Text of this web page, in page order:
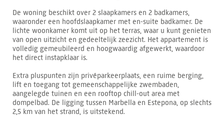
De woning beschikt over 2 slaapkamers en 2 badkamers,
waaronder een hoofdslaapkamer met en-suite badkamer. De
lichte woonkamer komt uit op het terras, waar u kunt genieten
van open uitzicht en gedeeltelijk zeezicht. Het appartement is
volledig gemeubileerd en hoogwaardig afgewerkt, waardoor
het direct instapklaar is.
Extra pluspunten zijn privéparkeerplaats, een ruime berging,
lift en toegang tot gemeenschappelijke zwembaden,
aangelegde tuinen en een rooftop chill-out area met
dompelbad. De ligging tussen Marbella en Estepona, op slechts
2,5 km van het strand, is uitstekend.